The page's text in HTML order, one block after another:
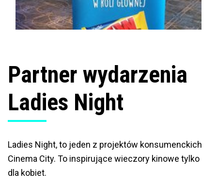
Partner wydarzenia
Ladies Night
Ladies Night, to jeden z projektów konsumenckich
Cinema City. To inspirujące wieczory kinowe tylko
dla kobiet.